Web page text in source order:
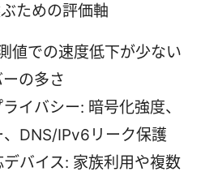
ための評価軸
値での速度低下が少ない
の多さ
イバシー: 暗号化強度、
、DNS/IPv6リーク保護
バイス: 家族利用や複数